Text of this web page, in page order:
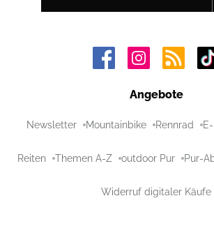
Angebote
Newsletter Mountainbike Rennrad
Reiten Themen A-Z outdoor Pur Pur-
Widerruf digitaler Käufe